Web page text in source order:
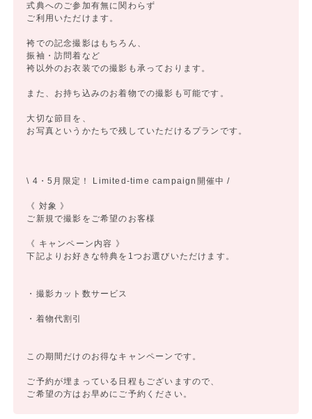
式典へのご参加有無に関わらず
ご利用いただけます。
袴での記念撮影はもちろん、
振袖・訪問着など
袴以外のお衣装での撮影も承っております。
また、お持ち込みのお着物での撮影も可能です。
大切な節目を、
お写真というかたちで残していただけるプランです。
\ 4・5月限定！ Limited-time campaign開催中 /
《 対象 》
ご新規で撮影をご希望のお客様
《 キャンペーン内容 》
下記よりお好きな特典を1つお選びいただけます。
・撮影カット数サービス
・着物代割引
この期間だけのお得なキャンペーンです。
ご予約が埋まっている日程もございますので、
ご希望の方はお早めにご予約ください。